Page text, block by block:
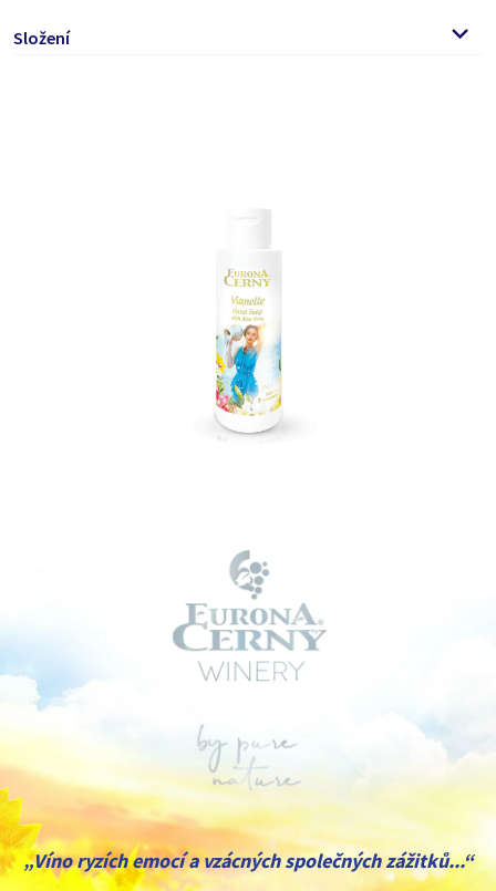
opláchněte vodou.
Složení
„Víno ryzích emocí a vzácných společných zážitků...“